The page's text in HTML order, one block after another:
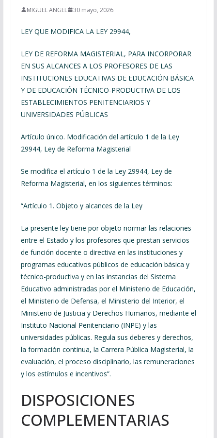
MIGUEL ANGEL 30 mayo, 2026
LEY QUE MODIFICA LA LEY 29944,
LEY DE REFORMA MAGISTERIAL, PARA INCORPORAR
EN SUS ALCANCES A LOS PROFESORES DE LAS
INSTITUCIONES EDUCATIVAS DE EDUCACIÓN BÁSICA
Y DE EDUCACIÓN TÉCNICO-PRODUCTIVA DE LOS
ESTABLECIMIENTOS PENITENCIARIOS Y
UNIVERSIDADES PÚBLICAS
Artículo único. Modificación del artículo 1 de la Ley
29944, Ley de Reforma Magisterial
Se modifica el artículo 1 de la Ley 29944, Ley de
Reforma Magisterial, en los siguientes términos:
“Artículo 1. Objeto y alcances de la Ley
La presente ley tiene por objeto normar las relaciones
entre el Estado y los profesores que prestan servicios
de función docente o directiva en las instituciones y
programas educativos públicos de educación básica y
técnico-productiva y en las instancias del Sistema
Educativo administradas por el Ministerio de Educación,
el Ministerio de Defensa, el Ministerio del Interior, el
Ministerio de Justicia y Derechos Humanos, mediante el
Instituto Nacional Penitenciario (INPE) y las
universidades públicas. Regula sus deberes y derechos,
la formación continua, la Carrera Pública Magisterial, la
evaluación, el proceso disciplinario, las remuneraciones
y los estímulos e incentivos”.
DISPOSICIONES
COMPLEMENTARIAS